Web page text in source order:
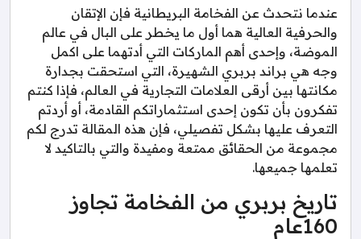
عندما نتحدث عن الفخامة البريطانية فإن الإتقان
والحرفية العالية هما أول ما يخطر على البال في عالم
الموضة، وإحدى أهم الماركات التي أدتهما على اكمل
وجه هي براند بربري الشهيرة، التي استحقت بجدارة
مكانتها بين أرقى العلامات التجارية في العالم، فإذا كنتم
تفكرون بأن تكون إحدى استثماراتكم القادمة، أو أردتم
التعرف عليها بشكل تفصيلي، فإن هذه المقالة تدرج لكم
مجموعة من الحقائق ممتعة ومفيدة والتي بالتاكيد لا
تعلمها جميعها.
تاريخ بربري من الفخامة تجاوز
160عام